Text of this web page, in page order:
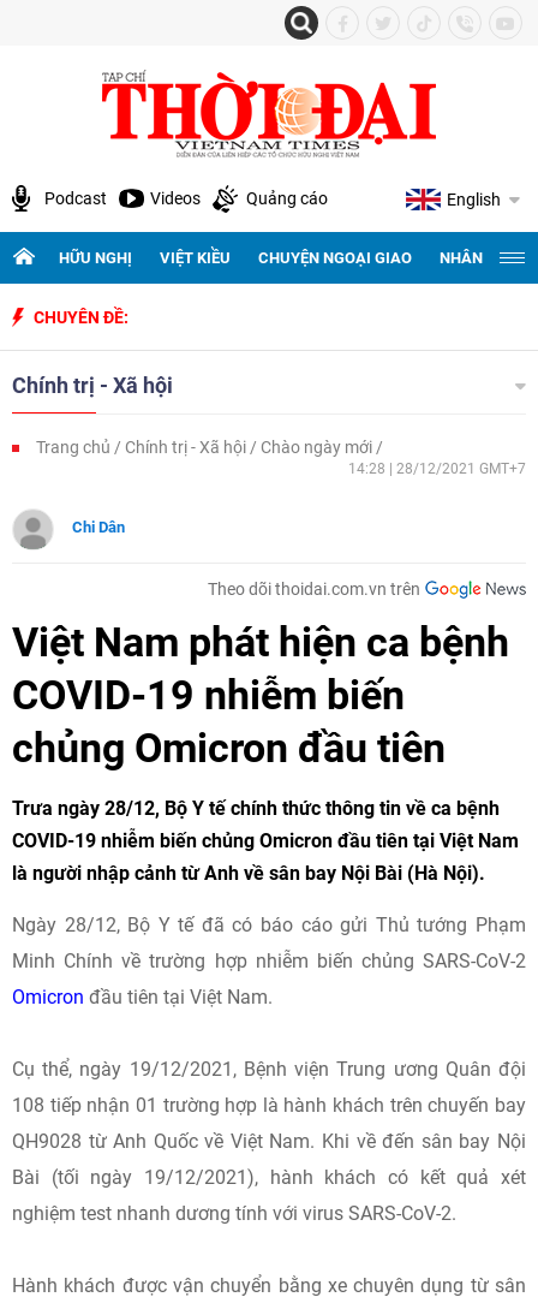
Podcast Videos Quảng cáo English
HỮU NGHỊ VIỆT KIỀU CHUYỆN NGOẠI GIAO NHÂN
CHUYÊN ĐỀ:
Chính trị - Xã hội
Trang chủ Chính trị - Xã hội Chào ngày mới
14:28 | 28/12/2021 GMT+7
Chi Dân
Theo dõi thoidai.com.vn trên
Việt Nam phát hiện ca bệnh
COVID-19 nhiễm biến
chủng Omicron đầu tiên
Trưa ngày 28/12, Bộ Y tế chính thức thông tin về ca bệnh
COVID-19 nhiễm biến chủng Omicron đầu tiên tại Việt Nam
là người nhập cảnh từ Anh về sân bay Nội Bài (Hà Nội).
Ngày 28/12, Bộ Y tế đã có báo cáo gửi Thủ tướng Phạm
Minh Chính về trường hợp nhiễm biến chủng SARS-CoV-2
Omicron đầu tiên tại Việt Nam.
Cụ thể, ngày 19/12/2021, Bệnh viện Trung ương Quân đội
108 tiếp nhận 01 trường hợp là hành khách trên chuyến bay
QH9028 từ Anh Quốc về Việt Nam. Khi về đến sân bay Nội
Bài (tối ngày 19/12/2021), hành khách có kết quả xét
nghiệm test nhanh dương tính với virus SARS-CoV-2.
Hành khách được vận chuyển bằng xe chuyên dụng từ sân